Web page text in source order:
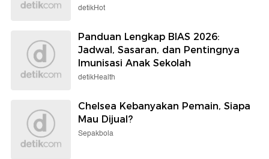
detikHot
Panduan Lengkap BIAS 2026:
Jadwal, Sasaran, dan Pentingnya
Imunisasi Anak Sekolah
detikHealth
Chelsea Kebanyakan Pemain, Siapa
Mau Dijual?
Sepakbola